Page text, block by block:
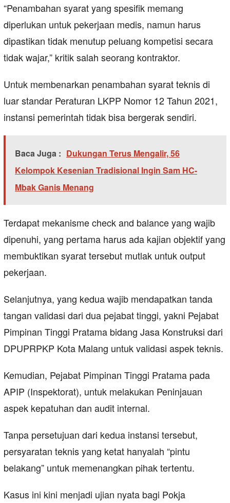
“Penambahan syarat yang spesifik memang
diperlukan untuk pekerjaan medis, namun harus
dipastikan tidak menutup peluang kompetisi secara
tidak wajar,” kritik salah seorang kontraktor.
Untuk membenarkan penambahan syarat teknis di
luar standar Peraturan LKPP Nomor 12 Tahun 2021,
instansi pemerintah tidak bisa bergerak sendiri.
Baca Juga : Dukungan Terus Mengalir, 56
Kelompok Kesenian Tradisional Ingin Sam HC-
Mbak Ganis Menang
Terdapat mekanisme check and balance yang wajib
dipenuhi, yang pertama harus ada kajian objektif yang
membuktikan syarat tersebut mutlak untuk output
pekerjaan.
Selanjutnya, yang kedua wajib mendapatkan tanda
tangan validasi dari dua pejabat tinggi, yakni Pejabat
Pimpinan Tinggi Pratama bidang Jasa Konstruksi dari
DPUPRPKP Kota Malang untuk validasi aspek teknis.
Kemudian, Pejabat Pimpinan Tinggi Pratama pada
APIP (Inspektorat), untuk melakukan Peninjauan
aspek kepatuhan dan audit internal.
Tanpa persetujuan dari kedua instansi tersebut,
persyaratan teknis yang ketat hanyalah “pintu
belakang” untuk memenangkan pihak tertentu.
Kasus ini kini menjadi ujian nyata bagi Pokja